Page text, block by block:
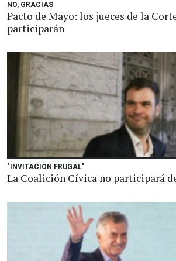
NO, GRACIAS
Pacto de Mayo: los jueces de la
participarán
"INVITACIÓN FRUGAL"
La Coalición Cívica no participará